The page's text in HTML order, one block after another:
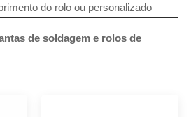
do rolo ou personalizado
de soldagem e rolos de